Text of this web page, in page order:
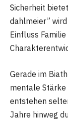
Sicherheit
dahlmeier”
Einfluss
Gerade im
mentale Stärke
entstehen
Jahre hinweg